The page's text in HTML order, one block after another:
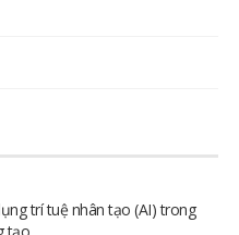
trí tuệ nhân tạo (AI) trong